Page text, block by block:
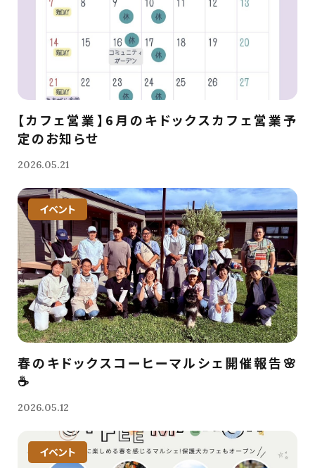
【カフェ営業】6月のキドックスカフェ営業予
定のお知らせ
2026.05.21
イベント
春のキドックスコーヒーマルシェ開催報告🌸
☕️
2026.05.12
イベント